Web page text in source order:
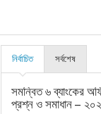
নির্বাচিত সর্বশেষ
সমন্বিত ৬ ব্যাংকের
প্রশ্ন ও সমাধান –